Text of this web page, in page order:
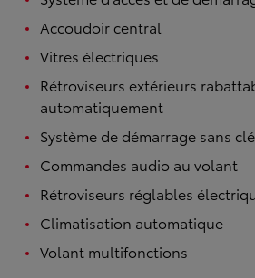
Accoudoir central
Vitres électriques
Rétroviseurs extérieurs
automatiquement
Système de démarrage sans clé
Commandes audio au volant
Rétroviseurs réglables
Climatisation automatique
Volant multifonctions